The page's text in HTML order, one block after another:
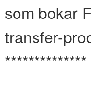
som bokar
transfer-
**************